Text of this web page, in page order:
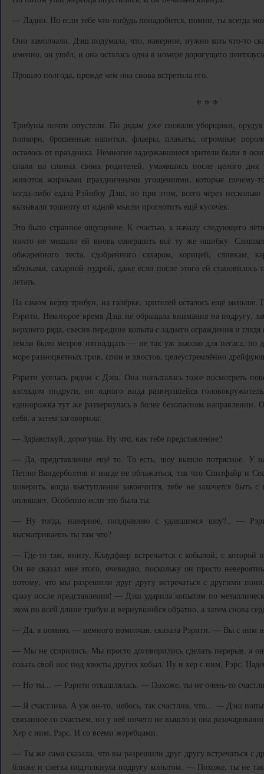
— Ладно. Но если тебе что-нибудь понадобится, помни, ты всегда
Они замолчали. Дэш подумала, что, наверное, нужно хоть что-то
именно, он ушёл, и она осталась одна в номере дорогущего
Прошло полгода, прежде чем она снова встретила его.
* * *
Трибуны почти опустели. По рядам уже сновали уборщики,
попкорн, брошенные напитки, флаеры, плакаты, огромные
осталось от праздника. Немногие задержавшиеся зрители были в
спали на спинах своих родителей, умаявшись после целого
животов жирными праздничными угощениями, которые почему-
когда-либо едала Рэйнбоу Дэш, но при этом, всего через
вызывали тошноту от одной мысли проглотить ещё кусочек.
Это было странное ощущение. К счастью, к началу следующего
ничто не мешало ей вновь совершить всё ту же ошибку.
обжаренного теста, сдобренного сахаром, корицей, сливкам,
яблоками, сахарной пудрой, даже если после этого ей становилось
летать.
На самом верху трибун, на галёрке, зрителей осталось ещё
Рэрити. Некоторое время Дэш не обращала внимания на подругу,
верхнего ряда, свесив передние копыта с заднего ограждения и
земли было метров пятнадцать — не так уж высоко для пегаса, но
море разноцветных грив, спин и хвостов, целеустремлённо
Рэрити уселась рядом с Дэш. Она попыталась тоже посмотреть
взглядом подруги, но одного вида разверзшейся
единорожка тут же развернулась в более безопасном
себя, а затем заговорила:
— Здравствуй, дорогуша. Ну что, как тебе представление?
— Да, представление ещё то. То есть, шоу вышло потрясное. У
Петлю Вандерболтов и нигде не облажаться, так что Спитфайр и
поверить, когда выступление закончится, тебе не захочется
оплошает. Особенно если это была ты.
— Ну тогда, наверное, поздравляю с удавшимся шоу?.. —
высматриваешь ты там что?
— Где-то там, внизу, Клаудфаер встречается с кобылой, с которой
Он не сказал мне этого, очевидно, поскольку он просто
потому, что мы разрешили друг другу встречаться с другими
сразу после представления! — Дэш ударила копытом по
эхом по всей длине трибун и вернувшийся обратно, а затем снова
— Да, я помню, — немного помолчав, сказала Рэрити. — Вы с ним
— Мы не ссорились. Мы просто договорились сделать перерыв, а
совать свой нос под хвосты других кобыл. Ну и хер с ним, Рэрс.
— Но ты... — Рэрити откашлялась. — Похоже, ты не очень-то
— Я счастлива. А уж он-то, небось, так счастлив, что... — Дэш
связанное со счастьем, но у неё ничего не вышло и она
Хер с ним, Рэрс. И со всеми жеребцами.
— Ты же сама сказала, что вы разрешили друг другу встречаться с
ближе и слегка подтолкнула подругу копытом. — Похоже, ты не